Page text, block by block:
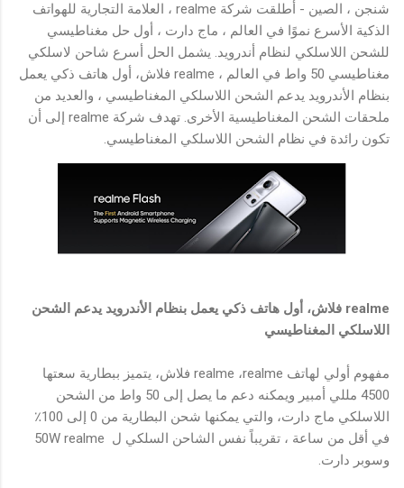
شنجن ، الصين - أطلقت شركة realme ، العلامة التجارية للهواتف
الذكية الأسرع نموًا في العالم ، ماج دارت ، أول حل مغناطيسي
للشحن اللاسلكي لنظام أندرويد. يشمل الحل أسرع شاحن لاسلكي
مغناطيسي 50 واط في العالم ، realme فلاش، أول هاتف ذكي يعمل
بنظام الأندرويد يدعم الشحن اللاسلكي المغناطيسي ، والعديد من
ملحقات الشحن المغناطيسية الأخرى. تهدف شركة realme إلى أن
تكون رائدة في نظام الشحن اللاسلكي المغناطيسي.
realme فلاش، أول هاتف ذكي يعمل بنظام الأندرويد يدعم الشحن
اللاسلكي المغناطيسي
مفهوم أولي لهاتف realme ،realme فلاش، يتميز ببطارية سعتها
4500 مللي أمبير ويمكنه دعم ما يصل إلى 50 واط من الشحن
اللاسلكي ماج دارت، والتي يمكنها شحن البطارية من 0 إلى 100٪
في أقل من ساعة ، تقريباً نفس الشاحن السلكي ل 50W realme
وسوبر دارت.